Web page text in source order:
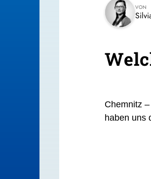
VON
Chemnitz –
haben uns